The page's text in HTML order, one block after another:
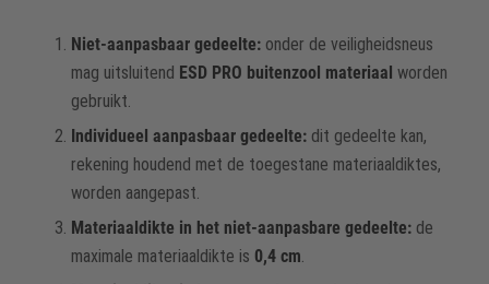
Niet-aanpasbaar gedeelte: onder de veiligheidsneus
mag uitsluitend ESD PRO buitenzool materiaal worden
gebruikt.
Individueel aanpasbaar gedeelte: dit gedeelte kan,
rekening houdend met de toegestane materiaaldiktes,
worden aangepast.
Materiaaldikte in het niet-aanpasbare gedeelte: de
maximale materiaaldikte is 0,4 cm.